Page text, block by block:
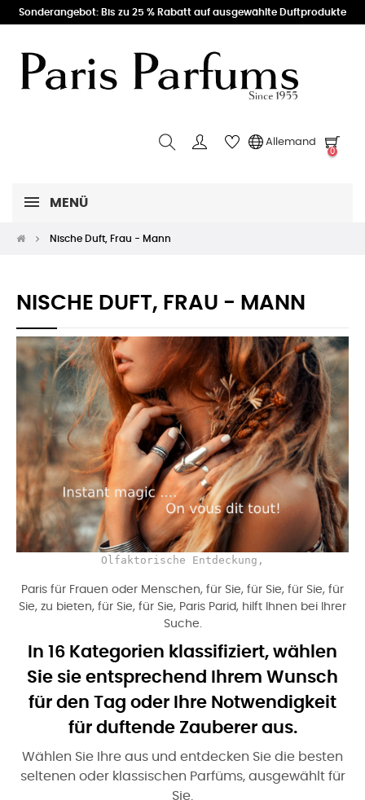
Sonderangebot: Bis zu 25 % Rabatt auf ausgewählte Duftprodukte
Allemand
0
MENÜ
Nische Duft, Frau - Mann
NISCHE DUFT, FRAU - MANN
Olfaktorische Entdeckung,
Paris für Frauen oder Menschen, für Sie, für Sie, für Sie, für
Sie, zu bieten, für Sie, für Sie, Paris Parid, hilft Ihnen bei Ihrer
Suche.
In 16 Kategorien klassifiziert, wählen
Sie sie entsprechend Ihrem Wunsch
für den Tag oder Ihre Notwendigkeit
für duftende Zauberer aus.
Wählen Sie Ihre aus und entdecken Sie die besten
seltenen oder klassischen Parfüms, ausgewählt für
Sie.